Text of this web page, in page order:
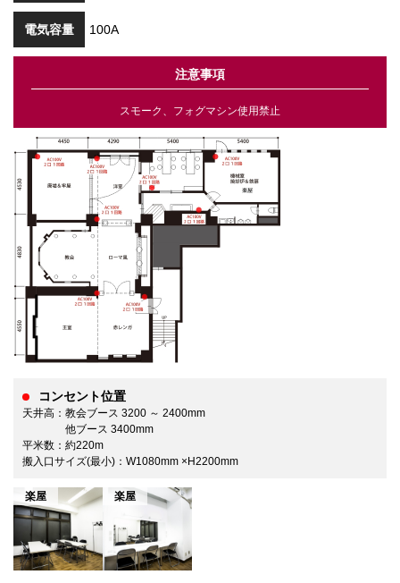
電気容量 100A
注意事項
スモーク、フォグマシン使用禁止
コンセント位置
天井高：教会ブース 3200 ～ 2400mm
他ブース 3400mm
平米数：約220m
搬入口サイズ(最小)：W1080mm ×H2200mm
楽屋 楽屋